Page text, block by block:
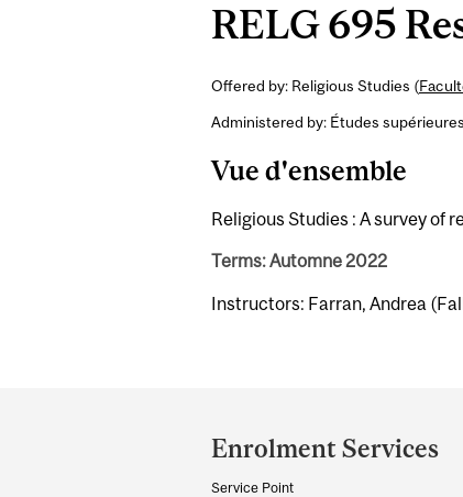
RELG 695
Offered by: Religious Studies (
Administered by: Études
Vue d'ensemble
Religious Studies : A survey of
Terms: Automne 2022
Instructors: Farran, Andrea
and
University
Enrolment Services
Service Point